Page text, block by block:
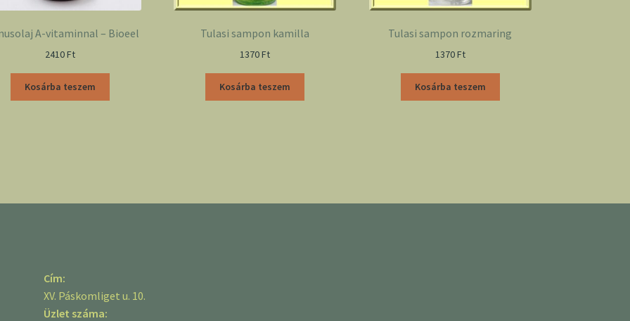
A-vitaminnal – Bioeel
2410Ft
Kosárba teszem
Tulasi sampon kamilla
1370Ft
Kosárba teszem
Tulasi sampon rozmaring
1370Ft
Kosárba teszem
Cím:
XV. Páskomliget u. 10.
Üzlet száma: